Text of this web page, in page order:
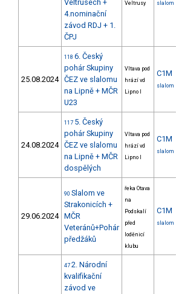
Veltrusech +
4.nominační
závod RDJ + 1.
ČPJ
Veltrusy slalom
25.08.2024
118 6. Český
pohár Skupiny
ČEZ ve slalomu
na Lipně + MČR
U23
Vltava pod
hrází vd
Lipno I
C1M
slalom
24.08.2024
117 5. Český
pohár Skupiny
ČEZ ve slalomu
na Lipně + MČR
dospělých
Vltava pod
hrází vd
Lipno I
C1M
slalom
29.06.2024
90 Slalom ve
Strakonicích +
MČR
Veteránů+Pohár
předžáků
řeka Otava
na
Podskalí
před
loděnicí
klubu
C1M
slalom
47 2. Národní
kvalifikační
závod ve